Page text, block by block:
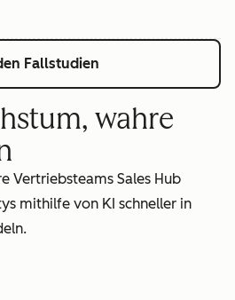
Fallstudien
wahre
Vertriebsteams Sales Hub
mithilfe von KI schneller in